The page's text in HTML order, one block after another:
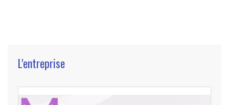
L'entreprise